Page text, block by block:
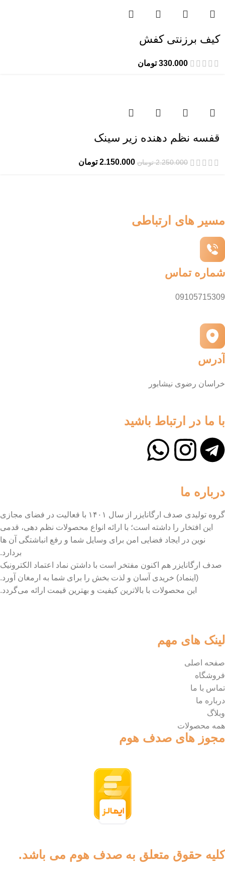
کیف برزنتی کفش
330.000 تومان
قفسه نظم دهنده زیر سینک
2.250.000 تومان 2.150.000 تومان
لینک های مهم
صفحه اصلی
فروشگاه
تماس با ما
درباره ما
وبلاگ
همه محصولات
مجوز های صدف هوم
درباره ما
گروه تولیدی صدف ارگانایزر از سال ۱۴۰۱ با فعالیت در فضای مجازی
این افتخار را داشته است؛ با ارائه انواع محصولات نظم دهی، قدمی
نوین در ایجاد فضایی امن برای وسایل شما و رفع انباشتگی آن ها
بردارد.
صدف ارگانایزر هم اکنون مفتخر است با داشتن نماد اعتماد الکترونیک
(اینماد) خریدی آسان و لذت بخش را برای شما به ارمغان آورد.
این محصولات با بالاترین کیفیت و بهترین قیمت ارائه می‌گردد.
مسیر های ارتباطی
شماره تماس
09105715309
آدرس
خراسان رضوی نیشابور
با ما در ارتباط باشید
کلیه حقوق متعلق به صدف هوم می باشد.